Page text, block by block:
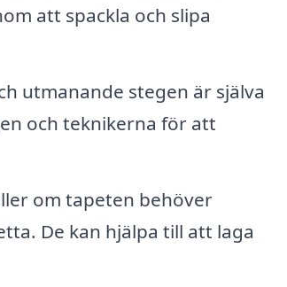
att spackla och slipa
utmanande stegen är själva
och teknikerna för att
om tapeten behöver
De kan hjälpa till att laga